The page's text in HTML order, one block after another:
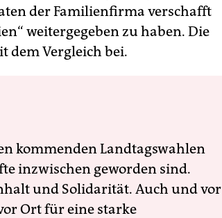
der Familienfirma verschafft
weitergegeben zu haben. Die
dem Vergleich bei.
kommenden Landtagswahlen
inzwischen geworden sind.
und Solidarität. Auch und vor
Ort für eine starke